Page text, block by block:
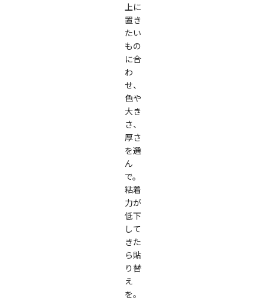
上に
置き
たい
もの
に合
わ
せ、
色や
大き
さ、
厚さ
を選
ん
で。
粘着
力が
低下
して
きた
ら貼
り替
え
を。